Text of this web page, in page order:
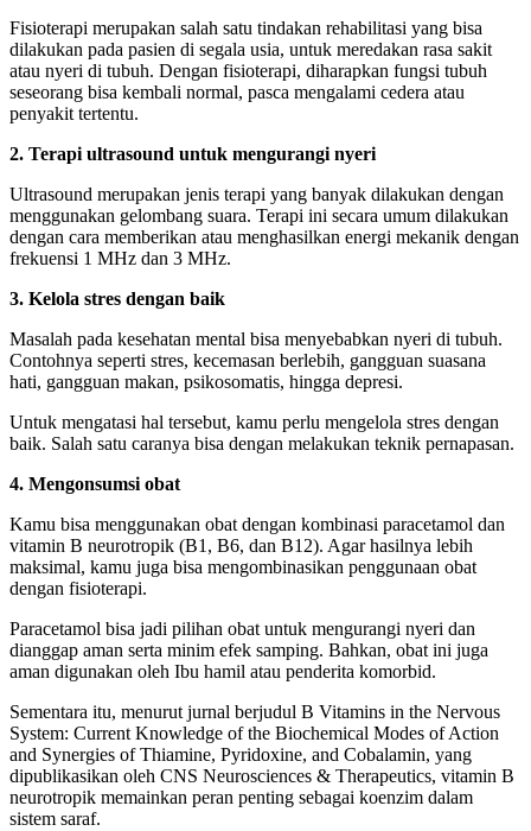
Fisioterapi merupakan salah satu tindakan rehabilitasi yang bisa
dilakukan pada pasien di segala usia, untuk meredakan rasa sakit
atau nyeri di tubuh. Dengan fisioterapi, diharapkan fungsi tubuh
seseorang bisa kembali normal, pasca mengalami cedera atau
penyakit tertentu.
2. Terapi ultrasound untuk mengurangi nyeri
Ultrasound merupakan jenis terapi yang banyak dilakukan dengan
menggunakan gelombang suara. Terapi ini secara umum dilakukan
dengan cara memberikan atau menghasilkan energi mekanik dengan
frekuensi 1 MHz dan 3 MHz.
3. Kelola stres dengan baik
Masalah pada kesehatan mental bisa menyebabkan nyeri di tubuh.
Contohnya seperti stres, kecemasan berlebih, gangguan suasana
hati, gangguan makan, psikosomatis, hingga depresi.
Untuk mengatasi hal tersebut, kamu perlu mengelola stres dengan
baik. Salah satu caranya bisa dengan melakukan teknik pernapasan.
4. Mengonsumsi obat
Kamu bisa menggunakan obat dengan kombinasi paracetamol dan
vitamin B neurotropik (B1, B6, dan B12). Agar hasilnya lebih
maksimal, kamu juga bisa mengombinasikan penggunaan obat
dengan fisioterapi.
Paracetamol bisa jadi pilihan obat untuk mengurangi nyeri dan
dianggap aman serta minim efek samping. Bahkan, obat ini juga
aman digunakan oleh Ibu hamil atau penderita komorbid.
Sementara itu, menurut jurnal berjudul B Vitamins in the Nervous
System: Current Knowledge of the Biochemical Modes of Action
and Synergies of Thiamine, Pyridoxine, and Cobalamin, yang
dipublikasikan oleh CNS Neurosciences & Therapeutics, vitamin B
neurotropik memainkan peran penting sebagai koenzim dalam
sistem saraf.